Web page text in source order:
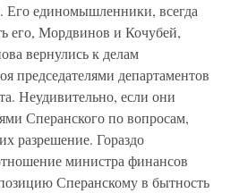
Его единомышленники, всегда
его, Мордвинов и Кочубей,
вернулись к делам
председателями департаментов
Неудивительно, если они
Сперанского по вопросам,
разрешение. Гораздо
министра финансов
Сперанскому в бытность